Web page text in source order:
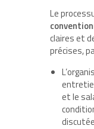
Le
claires et
précises,
et le